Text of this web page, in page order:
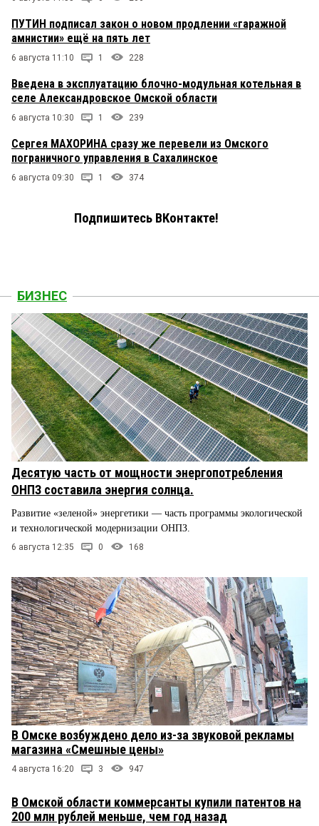
ПУТИН подписал закон о новом продлении «гаражной
амнистии» ещё на пять лет
6 августа 11:10 1 228
Введена в эксплуатацию блочно-модульная котельная в
селе Александровское Омской области
6 августа 10:30 1 239
Сергея МАХОРИНА сразу же перевели из Омского
пограничного управления в Сахалинское
6 августа 09:30 1 374
Подпишитесь ВКонтакте!
БИЗНЕС
Десятую часть от мощности энергопотребления
ОНПЗ составила энергия солнца.
Развитие «зеленой» энергетики — часть программы экологической
и технологической модернизации ОНПЗ.
6 августа 12:35 0 168
В Омске возбуждено дело из-за звуковой рекламы
магазина «Смешные цены»
4 августа 16:20 3 947
В Омской области коммерсанты купили патентов на
200 млн рублей меньше, чем год назад